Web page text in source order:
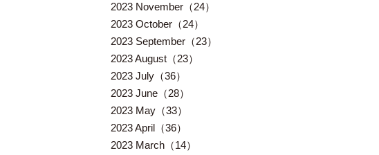
2023 November（24）
2023 October（24）
2023 September（23）
2023 August（23）
2023 July（36）
2023 June（28）
2023 May（33）
2023 April（36）
2023 March（14）